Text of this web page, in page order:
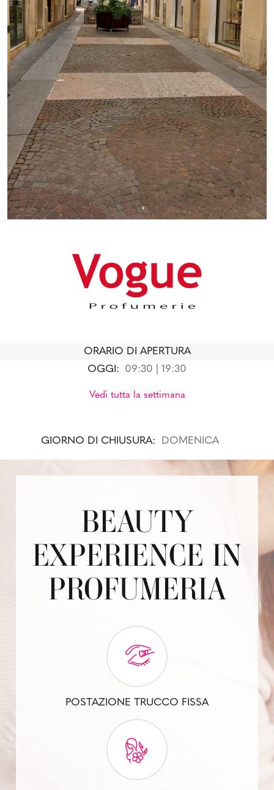
ORARIO DI APERTURA
OGGI:
09:30 | 19:30
Vedi tutta la settimana
GIORNO DI CHIUSURA: DOMENICA
BEAUTY
EXPERIENCE IN
PROFUMERIA
POSTAZIONE TRUCCO FISSA